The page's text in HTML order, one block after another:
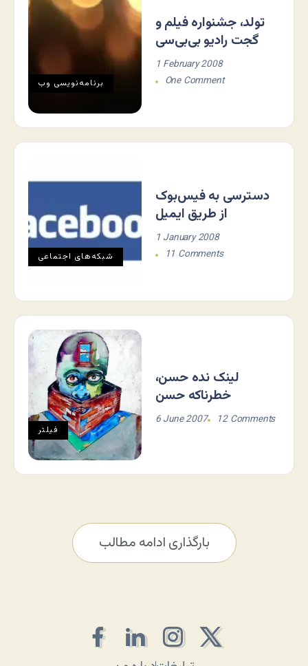
برنامه‌نويسی وب
تولد، جشنواره فیلم و
گجت رادیو بی‌بی‌سی
1 February 2008
One Comment
شبکه‌های اجتماعی
دسترسی به فیس‌بوک
از طریق ایمیل
1 January 2008
11 Comments
فيلتر
لینک نده حسن،
خطرناکه حسن
6 June 2007 12 Comments
بارگذاری ادامه مطالب